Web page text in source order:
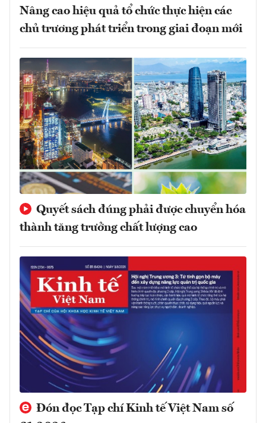
Nâng cao hiệu quả tổ chức thực hiện các
chủ trương phát triển trong giai đoạn mới
Quyết sách đúng phải được chuyển hóa
thành tăng trưởng chất lượng cao
Đón đọc Tạp chí Kinh tế Việt Nam số